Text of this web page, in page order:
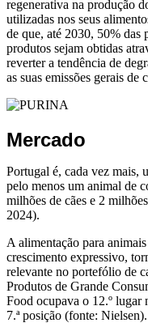
regenerativa na produção
utilizadas nos seus
de que, até 2030, 50% das
produtos sejam obtidas
reverter a tendência de
as suas emissões gerais de
Mercado
Portugal é, cada vez mais,
pelo menos um animal de
milhões de cães e 2
2024).
A alimentação para
crescimento expressivo,
relevante no portefólio de
Produtos de Grande
Food ocupava o 12.º lugar
7.ª posição (fonte: Nielsen).